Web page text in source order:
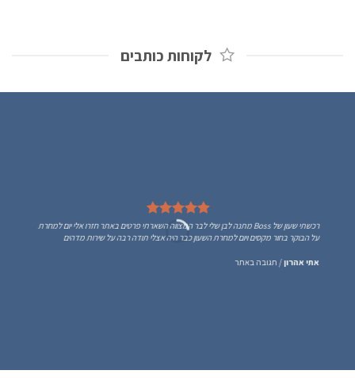
לקוחות כותבים
רכשתי שעון של Boss מתנה לבן שלי לבר המצווה השארתי פרטים באתר חזרו אלי יום למחרת
על הבוקר בחור מקסים ויום למחרת השעון כבר היה אצלי תודה רבה על שירות מדהים
אתי אהרון/ תגובה באתר